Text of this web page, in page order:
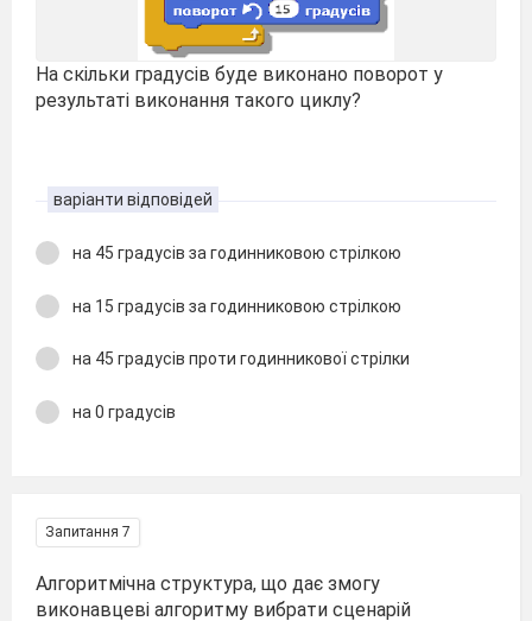
На скільки градусів буде виконано поворот у
результаті виконання такого циклу?
варіанти відповідей
на 45 градусів за годинниковою стрілкою
на 15 градусів за годинниковою стрілкою
на 45 градусів проти годинникової стрілки
на 0 градусів
Запитання 7
Алгоритмічна структура, що дає змогу
виконавцеві алгоритму вибрати сценарій